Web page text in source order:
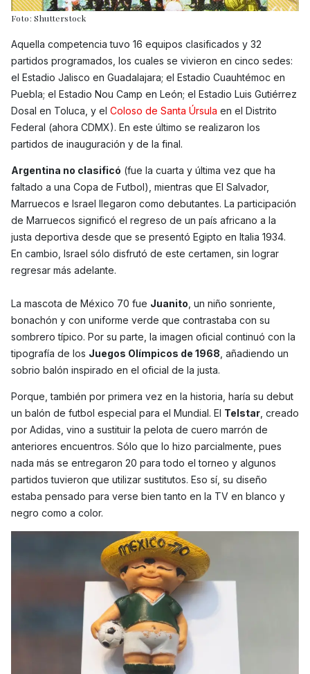
Foto: Shutterstock
Aquella competencia tuvo 16 equipos clasificados y 32
partidos programados, los cuales se vivieron en cinco sedes:
el Estadio Jalisco en Guadalajara; el Estadio Cuauhtémoc en
Puebla; el Estadio Nou Camp en León; el Estadio Luis Gutiérrez
Dosal en Toluca, y el Coloso de Santa Úrsula en el Distrito
Federal (ahora CDMX). En este último se realizaron los
partidos de inauguración y de la final.
Argentina no clasificó (fue la cuarta y última vez que ha
faltado a una Copa de Futbol), mientras que El Salvador,
Marruecos e Israel llegaron como debutantes. La participación
de Marruecos significó el regreso de un país africano a la
justa deportiva desde que se presentó Egipto en Italia 1934.
En cambio, Israel sólo disfrutó de este certamen, sin lograr
regresar más adelante.
La mascota de México 70 fue Juanito , un niño sonriente,
bonachón y con uniforme verde que contrastaba con su
sombrero típico. Por su parte, la imagen oficial continuó con la
tipografía de los Juegos Olímpicos de 1968 , añadiendo un
sobrio balón inspirado en el oficial de la justa.
Porque, también por primera vez en la historia, haría su debut
un balón de futbol especial para el Mundial. El Telstar , creado
por Adidas, vino a sustituir la pelota de cuero marrón de
anteriores encuentros. Sólo que lo hizo parcialmente, pues
nada más se entregaron 20 para todo el torneo y algunos
partidos tuvieron que utilizar sustitutos. Eso sí, su diseño
estaba pensado para verse bien tanto en la TV en blanco y
negro como a color.